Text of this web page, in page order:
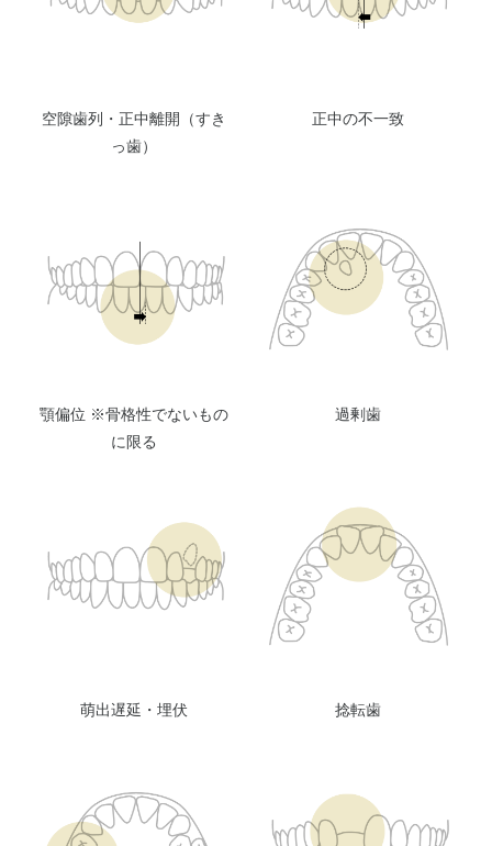
空隙歯列・正中離開（すき
っ歯）
正中の不一致
顎偏位 ※骨格性でないもの
に限る
過剰歯
萌出遅延・埋伏 捻転歯